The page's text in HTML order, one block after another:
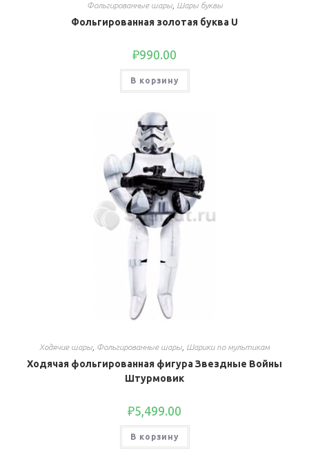
Фольгированные шары, Шары буквы
Фольгированная золотая буква U
₽990.00
В корзину
Ходячие шары Фольгированные шары Шарики по мультикам
Ходячая фольгированная фигура Звездные Войны
Штурмовик
₽5,499.00
В корзину